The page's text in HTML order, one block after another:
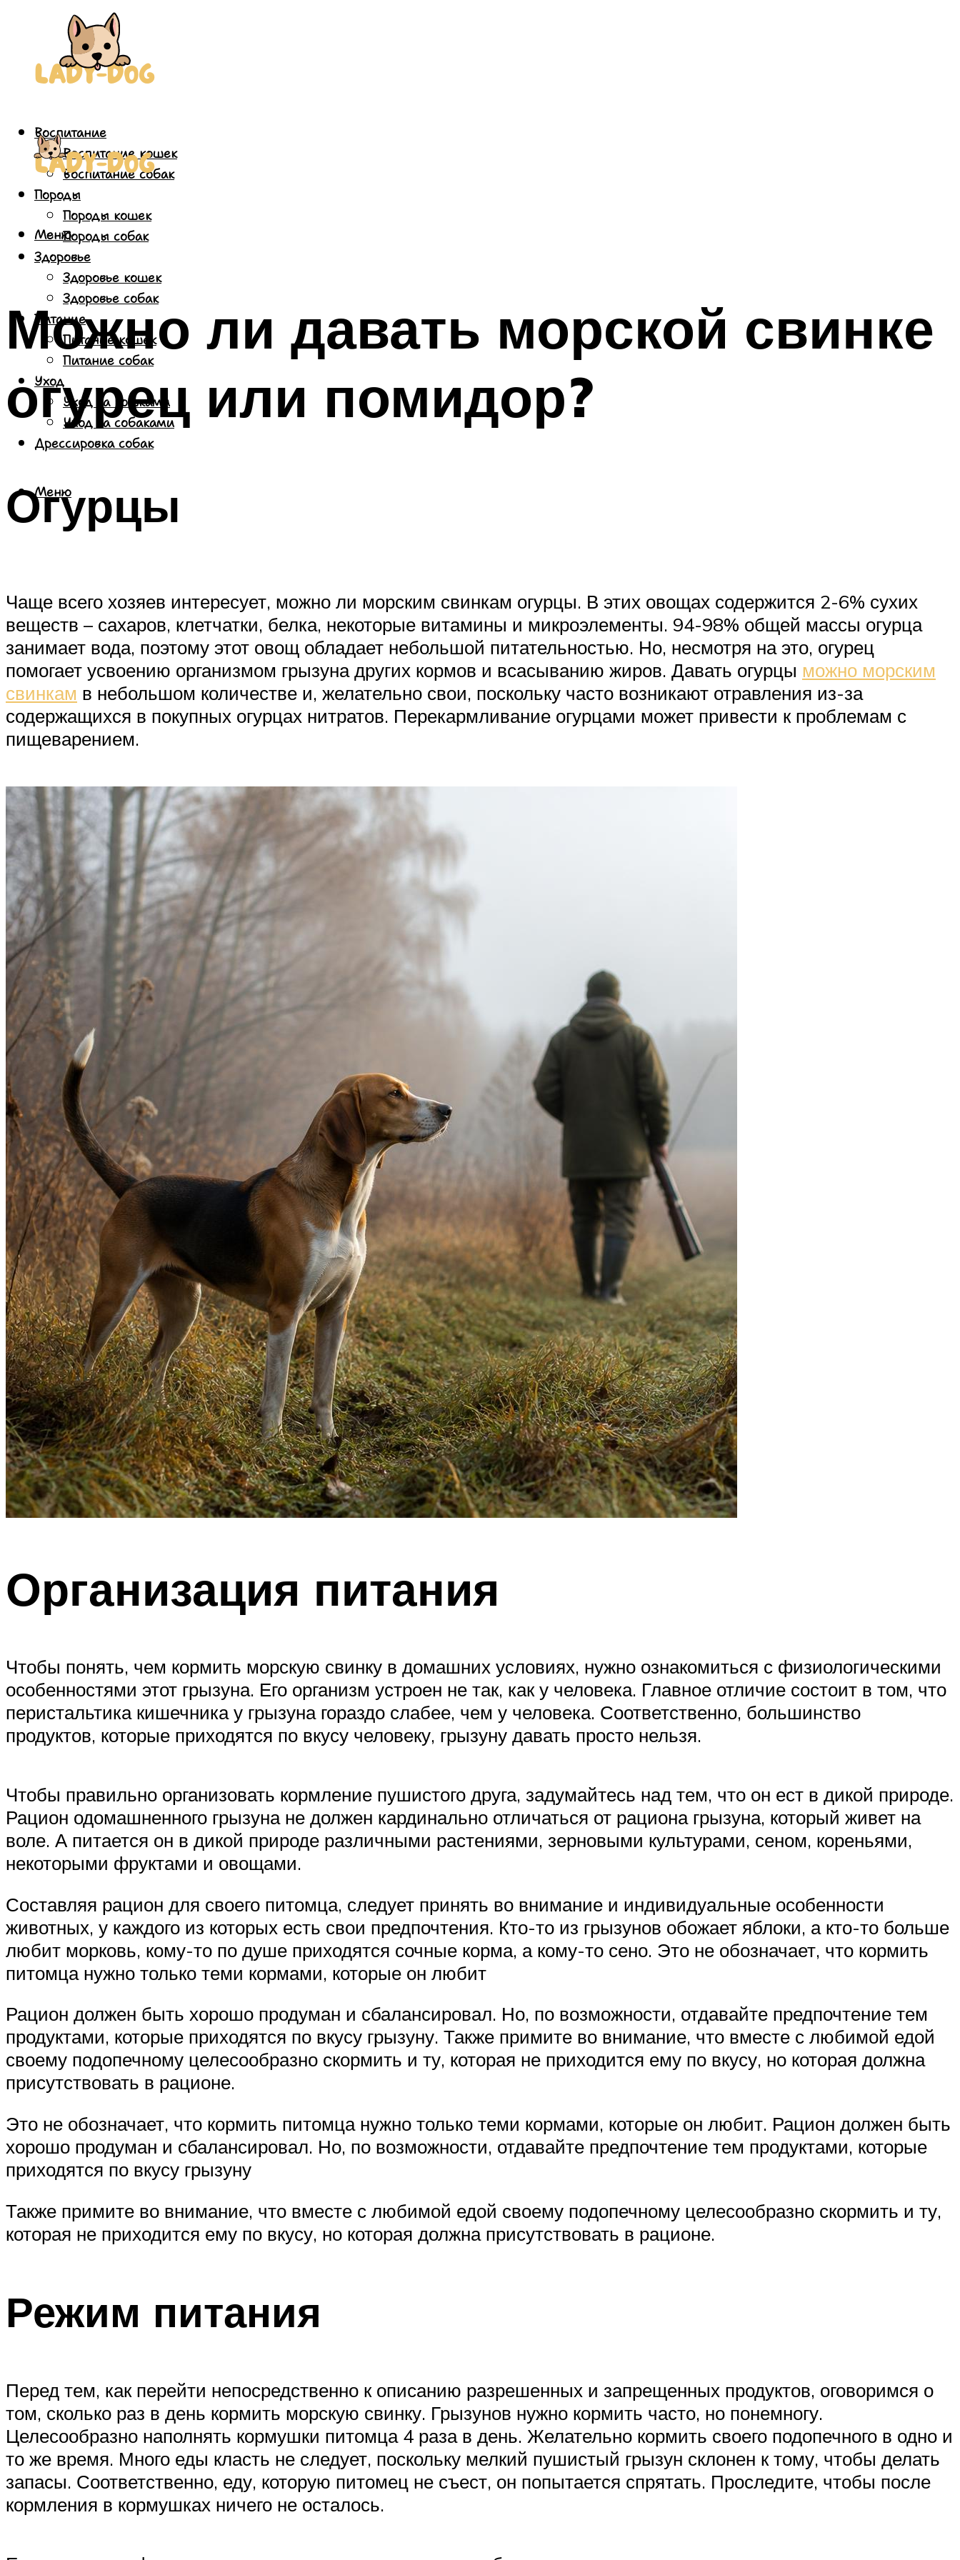
Воспитание
Воспитание кошек
Воспитание собак
Породы
Породы кошек
Породы собак
Здоровье
Здоровье кошек
Здоровье собак
Питание
Питание кошек
Питание собак
Уход
Уход за кошками
Уход за собаками
Дрессировка собак
Меню
Меню
Можно ли давать морской свинке
огурец или помидор?
Огурцы
Чаще всего хозяев интересует, можно ли морским свинкам огурцы. В этих овощах содержится 2-6% сухих
веществ – сахаров, клетчатки, белка, некоторые витамины и микроэлементы. 94-98% общей массы огурца
занимает вода, поэтому этот овощ обладает небольшой питательностью. Но, несмотря на это, огурец
помогает усвоению организмом грызуна других кормов и всасыванию жиров. Давать огурцы можно морским
свинкам в небольшом количестве и, желательно свои, поскольку часто возникают отравления из-за
содержащихся в покупных огурцах нитратов. Перекармливание огурцами может привести к проблемам с
пищеварением.
Организация питания
Чтобы понять, чем кормить морскую свинку в домашних условиях, нужно ознакомиться с физиологическими
особенностями этот грызуна. Его организм устроен не так, как у человека. Главное отличие состоит в том, что
перистальтика кишечника у грызуна гораздо слабее, чем у человека. Соответственно, большинство
продуктов, которые приходятся по вкусу человеку, грызуну давать просто нельзя.
Чтобы правильно организовать кормление пушистого друга, задумайтесь над тем, что он ест в дикой природе.
Рацион одомашненного грызуна не должен кардинально отличаться от рациона грызуна, который живет на
воле. А питается он в дикой природе различными растениями, зерновыми культурами, сеном, кореньями,
некоторыми фруктами и овощами.
Составляя рацион для своего питомца, следует принять во внимание и индивидуальные особенности
животных, у каждого из которых есть свои предпочтения. Кто-то из грызунов обожает яблоки, а кто-то больше
любит морковь, кому-то по душе приходятся сочные корма, а кому-то сено. Это не обозначает, что кормить
питомца нужно только теми кормами, которые он любит
Рацион должен быть хорошо продуман и сбалансировал. Но, по возможности, отдавайте предпочтение тем
продуктами, которые приходятся по вкусу грызуну. Также примите во внимание, что вместе с любимой едой
своему подопечному целесообразно скормить и ту, которая не приходится ему по вкусу, но которая должна
присутствовать в рационе.
Это не обозначает, что кормить питомца нужно только теми кормами, которые он любит. Рацион должен быть
хорошо продуман и сбалансировал. Но, по возможности, отдавайте предпочтение тем продуктами, которые
приходятся по вкусу грызуну
Также примите во внимание, что вместе с любимой едой своему подопечному целесообразно скормить и ту,
которая не приходится ему по вкусу, но которая должна присутствовать в рационе.
Режим питания
Перед тем, как перейти непосредственно к описанию разрешенных и запрещенных продуктов, оговоримся о
том, сколько раз в день кормить морскую свинку. Грызунов нужно кормить часто, но понемногу.
Целесообразно наполнять кормушки питомца 4 раза в день. Желательно кормить своего подопечного в одно и
то же время. Много еды класть не следует, поскольку мелкий пушистый грызун склонен к тому, чтобы делать
запасы. Соответственно, еду, которую питомец не съест, он попытается спрятать. Проследите, чтобы после
кормления в кормушках ничего не осталось.